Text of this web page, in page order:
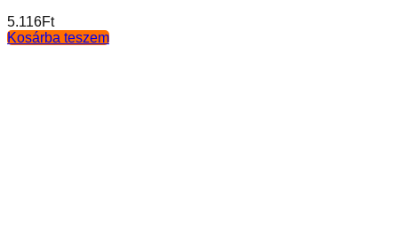
5.116Ft
Kosárba teszem